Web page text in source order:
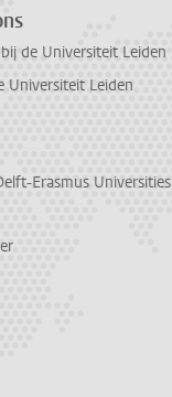
de Universiteit Leiden
Universiteit Leiden
Erasmus Universities